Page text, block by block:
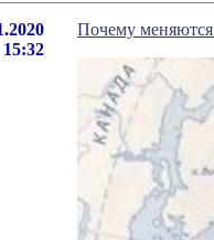
15:32
Почему